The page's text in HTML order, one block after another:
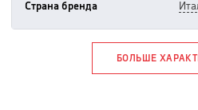
Страна бренда
БОЛЬШЕ